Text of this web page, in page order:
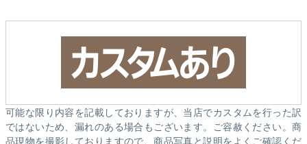
可能な限り内容を記載しておりますが、当店でカスタムを行った訳
ではないため、漏れのある場合もございます。ご容赦ください。商
品現物を撮影しておりますので、商品写真と説明をよくご確認くだ